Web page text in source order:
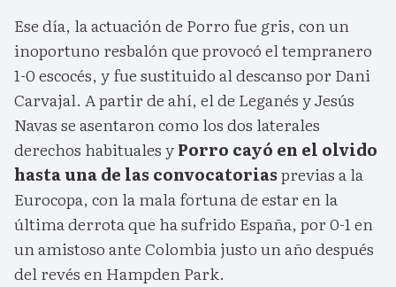
Ese día, la actuación de Porro fue gris, con un
inoportuno resbalón que provocó el tempranero
1-0 escocés, y fue sustituido al descanso por Dani
Carvajal. A partir de ahí, el de Leganés y Jesús
Navas se asentaron como los dos laterales
derechos habituales yPorro cayó en el olvido
hasta una de las convocatoriasprevias a la
Eurocopa, con la mala fortuna de estar en la
última derrota que ha sufrido España, por 0-1 en
un amistoso ante Colombia justo un año después
del revés en Hampden Park.